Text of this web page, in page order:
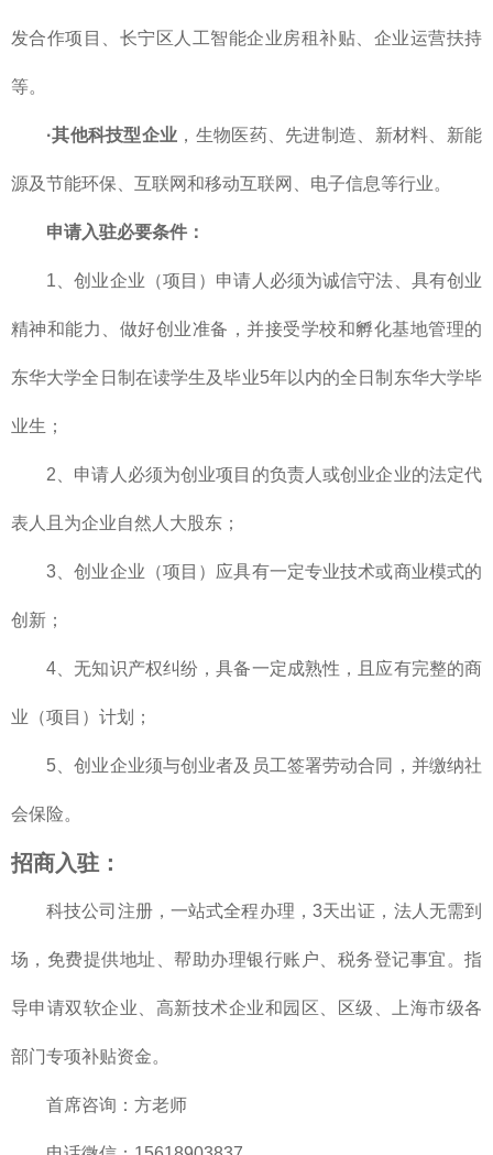
发合作项目、长宁区人工智能企业房租补贴、企业运营扶持
等。
·其他科技型企业 ，生物医药、先进制造、新材料、新能
源及节能环保、互联网和移动互联网、电子信息等行业。
申请入驻必要条件：
1、创业企业（项目）申请人必须为诚信守法、具有创业
精神和能力、做好创业准备，并接受学校和孵化基地管理的
东华大学全日制在读学生及毕业5年以内的全日制东华大学毕
业生；
2、申请人必须为创业项目的负责人或创业企业的法定代
表人且为企业自然人大股东；
3、创业企业（项目）应具有一定专业技术或商业模式的
创新；
4、无知识产权纠纷，具备一定成熟性，且应有完整的商
业（项目）计划；
5、创业企业须与创业者及员工签署劳动合同，并缴纳社
会保险。
招商入驻 ：
科技公司注册，一站式全程办理，3天出证，法人无需到
场，免费提供地址、帮助办理银行账户、税务登记事宜。指
导申请双软企业、高新技术企业和园区、区级、上海市级各
部门专项补贴资金。
首席咨询：方老师